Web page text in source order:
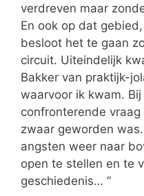
verdreven maar
En ook op dat gebied,
besloot het te gaan
circuit. Uiteindelijk
Bakker van praktijk-
waarvoor ik kwam.
confronterende
zwaar geworden
angsten weer naar
open te stellen en te
geschiedenis… ”